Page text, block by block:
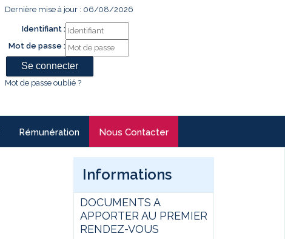
Dernière mise à jour : 06/08/2026
Identifiant :
Mot de passe :
Mot de passe oublié ?
Rémunération Nous Contacter
Informations
DOCUMENTS A
APPORTER AU PREMIER
RENDEZ-VOUS